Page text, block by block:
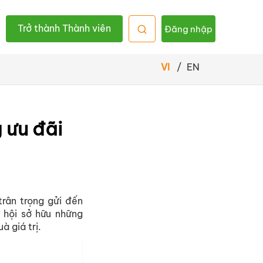
Trở thành Thành viên Đăng nhập
VI / EN
đãi
trọng gửi đến
sở hữu những
giá trị.